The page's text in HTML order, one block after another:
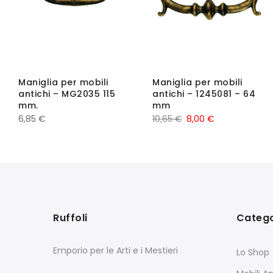
Maniglia per mobili
antichi – MG2035 115
mm.
6,85 €
Maniglia per mobili
antichi – 1245081 – 64
mm
10,65€ 8,00 €
Ruffoli
Emporio per le Arti e i Mestieri
Lo Shop